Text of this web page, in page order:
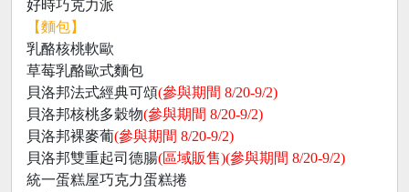
好時巧克力派
【麵包】
乳酪核桃軟歐
草莓乳酪歐式麵包
貝洛邦法式經典可頌(參與期間 8/20-9/2)
貝洛邦核桃多穀物(參與期間 8/20-9/2)
貝洛邦裸麥葡(參與期間 8/20-9/2)
貝洛邦雙重起司德腸(區域販售)(參與期間 8/20-9/2)
統一蛋糕屋巧克力蛋糕捲